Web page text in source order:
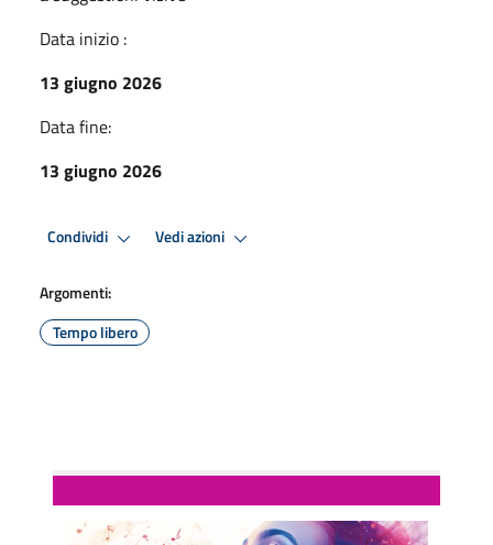
Data inizio :
13 giugno 2026
Data fine:
13 giugno 2026
Condividi Vedi azioni
Argomenti:
Tempo libero